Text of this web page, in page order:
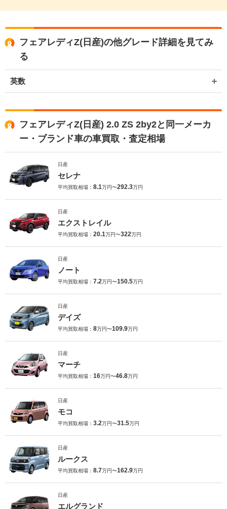
フェアレディZ(日産)の他グレード詳細を見てみ
る
英数
フェアレディZ(日産) 2.0 ZS 2by2と同一メーカ
ー・ブランド車の車買取・査定相場
日産
セレナ
平均買取相場： 8.1万円〜292.3万円
日産
エクストレイル
平均買取相場： 20.1万円〜322万円
日産
ノート
平均買取相場： 7.2万円〜150.5万円
日産
デイズ
平均買取相場： 8万円〜109.9万円
日産
マーチ
平均買取相場： 16万円〜46.8万円
日産
モコ
平均買取相場： 3.2万円〜31.5万円
日産
ルークス
平均買取相場： 8.7万円〜162.9万円
日産
エルグランド